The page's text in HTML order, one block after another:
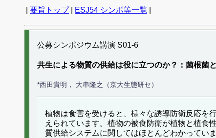
要旨トップ| ESJ54 シンポ等一覧
公募シンポジウム講演 S01-6
共生による物質の供給は役に立つのか？：菌根菌
*西田貴明， 大串隆之（京大生態研セ）
植物は食害を受けると、様々な誘導防衛反応を
えられています。植物の被食防衛が植物と植食
質供給システムに関してはほとんどわかってい